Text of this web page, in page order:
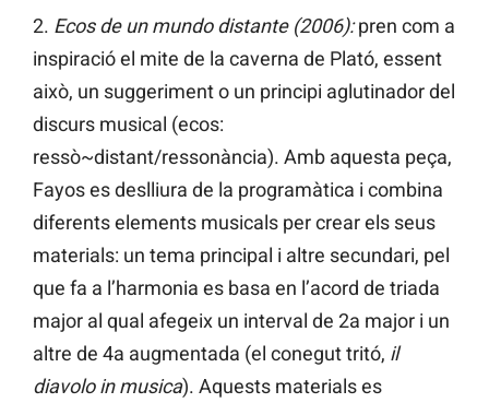
2. Ecos de un mundo distante (2006):pren com a
inspiració el mite de la caverna de Plató, essent
això, un suggeriment o un principi aglutinador del
discurs musical (ecos:
ressò~distant/ressonància). Amb aquesta peça,
Fayos es deslliura de la programàtica i combina
diferents elements musicals per crear els seus
materials: un tema principal i altre secundari, pel
que fa a l’harmonia es basa en l’acord de triada
major al qual afegeix un interval de 2a major i un
altre de 4a augmentada (el conegut tritó, il
diavolo in musica). Aquests materials es